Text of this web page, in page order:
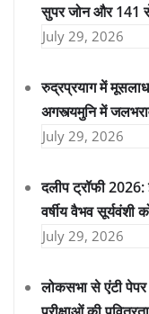
सुपर जोन और 141
July 29, 2026
रुद्रप्रयाग में
अगस्त्यमुनि में
July 29, 2026
दलीप ट्रॉफी
वर्षीय वैभव सूर्यवंशी
July 29, 2026
लोकसभा से एंटी पेपर